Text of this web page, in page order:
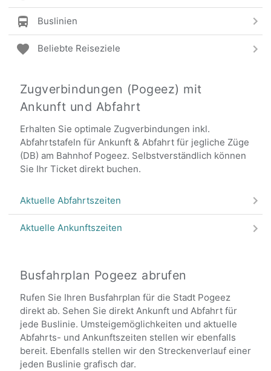
Buslinien
Beliebte Reiseziele
Zugverbindungen (Pogeez) mit
Ankunft und Abfahrt
Erhalten Sie optimale Zugverbindungen inkl.
Abfahrtstafeln für Ankunft & Abfahrt für jegliche Züge
(DB) am Bahnhof Pogeez. Selbstverständlich können
Sie Ihr Ticket direkt buchen.
Aktuelle Abfahrtszeiten
Aktuelle Ankunftszeiten
Busfahrplan Pogeez abrufen
Rufen Sie Ihren Busfahrplan für die Stadt Pogeez
direkt ab. Sehen Sie direkt Ankunft und Abfahrt für
jede Buslinie. Umsteigemöglichkeiten und aktuelle
Abfahrts- und Ankunftszeiten stellen wir ebenfalls
bereit. Ebenfalls stellen wir den Streckenverlauf einer
jeden Buslinie grafisch dar.